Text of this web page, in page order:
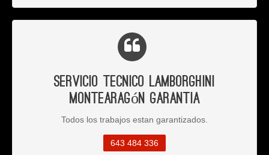
Servicio Tecnico Lamborghini
Montearagón Garantia
Todos los trabajos estan garantizados.
643 484 336